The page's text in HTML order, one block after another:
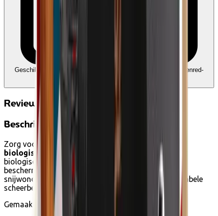
Geschikt voor Ecocheques en Cadeaucheques
Koppel uw Edenred-
Reviews
Beschrijving
Zorg voor een glad scheerresultaat met
Avril's
biologische scheercrème
! De formule, verrijkt met
biologische aloë vera, vormt een film die uw huid
beschermt tegen irritatie en microscopisch kleine
snijwondjes. Het resultaat is een gladde en comfortabele
scheerbeurt !
Gemaakt in Frankrijk